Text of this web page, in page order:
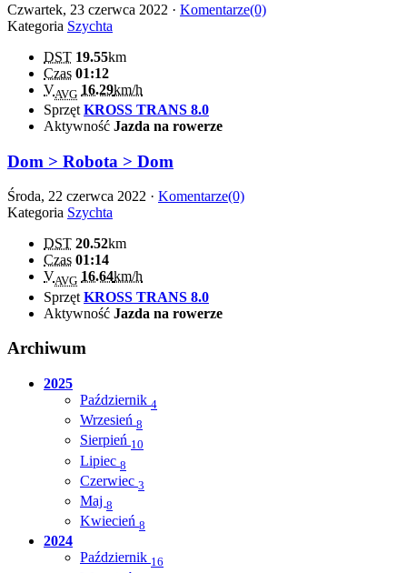
Czwartek, 23 czerwca 2022 · Komentarze(0)
Kategoria Szychta
DST 19.55km
Czas 01:12
VAVG 16.29km/h
Sprzęt KROSS TRANS 8.0
Aktywność Jazda na rowerze
Dom > Robota > Dom
Środa, 22 czerwca 2022 · Komentarze(0)
Kategoria Szychta
DST 20.52km
Czas 01:14
VAVG 16.64km/h
Sprzęt KROSS TRANS 8.0
Aktywność Jazda na rowerze
Archiwum
2025
Październik 4
Wrzesień 8
Sierpień 10
Lipiec 8
Czerwiec 3
Maj 8
Kwiecień 8
2024
Październik 16